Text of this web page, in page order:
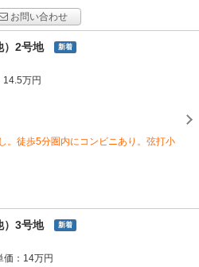
お問い合わせ
）2号地 新着
14.5万円
。徒歩5分圏内にコンビニあり。弦打小
）3号地 新着
価：14万円